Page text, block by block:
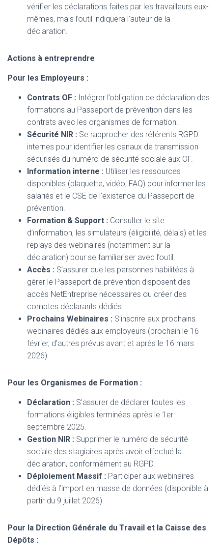
vérifier les déclarations faites par les travailleurs eux-
mêmes, mais l’outil indiquera l’auteur de la
déclaration.
Actions à entreprendre
Pour les Employeurs :
Contrats OF : Intégrer l’obligation de déclaration des
formations au Passeport de prévention dans les
contrats avec les organismes de formation.
Sécurité NIR : Se rapprocher des référents RGPD
internes pour identifier les canaux de transmission
sécurisés du numéro de sécurité sociale aux OF.
Information interne : Utiliser les ressources
disponibles (plaquette, vidéo, FAQ) pour informer les
salariés et le CSE de l’existence du Passeport de
prévention.
Formation & Support : Consulter le site
d’information, les simulateurs (éligibilité, délais) et les
replays des webinaires (notamment sur la
déclaration) pour se familiariser avec l’outil.
Accès : S’assurer que les personnes habilitées à
gérer le Passeport de prévention disposent des
accès NetEntreprise nécessaires ou créer des
comptes déclarants dédiés.
Prochains Webinaires : S’inscrire aux prochains
webinaires dédiés aux employeurs (prochain le 16
février, d’autres prévus avant et après le 16 mars
2026).
Pour les Organismes de Formation :
Déclaration : S’assurer de déclarer toutes les
formations éligibles terminées après le 1er
septembre 2025.
Gestion NIR : Supprimer le numéro de sécurité
sociale des stagiaires après avoir effectué la
déclaration, conformément au RGPD.
Déploiement Massif : Participer aux webinaires
dédiés à l’import en masse de données (disponible à
partir du 9 juillet 2026).
Pour la Direction Générale du Travail et la Caisse des
Dépôts :